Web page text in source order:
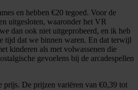
en hebben €20 tegoed. Voor de
uitgesloten, waaronder het VR
dan ook niet uitgeprobeerd, en ik heb
tijd dat we binnen waren. En dat terwijl
kinderen als met volwassenen die
gevoelens bij de arcadespellen
prijs. De prijzen variëren van €0,39 tot